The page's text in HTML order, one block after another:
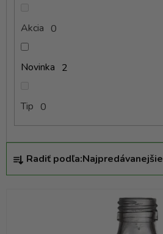
d
Radiť podľa:Najpredávanejšie
Akcia 0
Novinka 2
Tip 0